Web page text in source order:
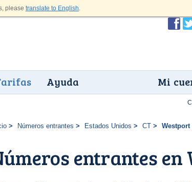
please translate to English.
Ayuda Mi
Números entrantes Estados Unidos CT Westport
entrantes en